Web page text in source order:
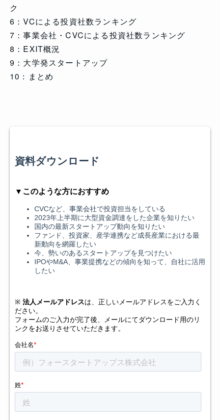
ク
6：VCによる投資社数ランキング
7：事業会社・CVCによる投資社数ランキング
8：EXIT概況
9：大学発スタートアップ
10：まとめ